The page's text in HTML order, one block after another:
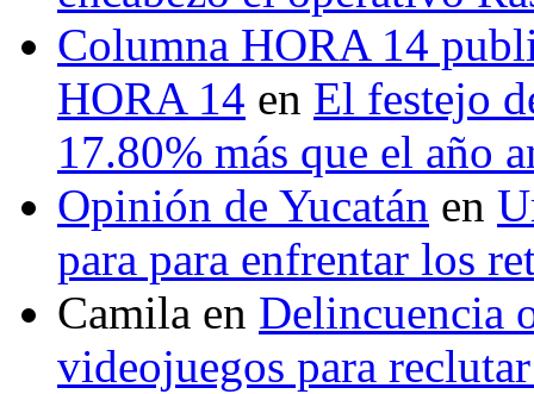
Columna HORA 14
HORA 14 en El festejo
17.80% más que el año
Opinión de Yucatán en
para para enfrentar los
Camila en Delincuencia
videojuegos para